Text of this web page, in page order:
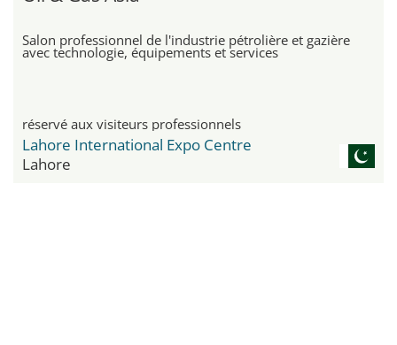
Salon professionnel de l'industrie pétrolière et gazière
avec technologie, équipements et services
réservé aux visiteurs professionnels
Lahore International Expo Centre
Lahore